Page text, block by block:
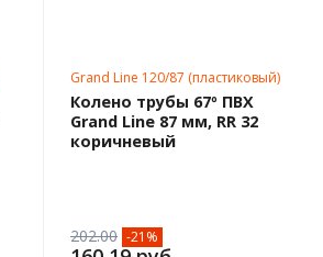
Grand Line 120/87 (пластиковый)
Колено трубы 67º ПВХ
Grand Line 87 мм, RR 32
коричневый
202.00 -21%